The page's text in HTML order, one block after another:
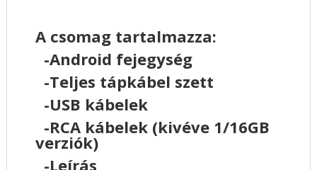
A csomag tartalmazza:
-Android fejegység
-Teljes tápkábel szett
-USB kábelek
-RCA kábelek (kivéve 1/16GB
verziók)
-Leírás